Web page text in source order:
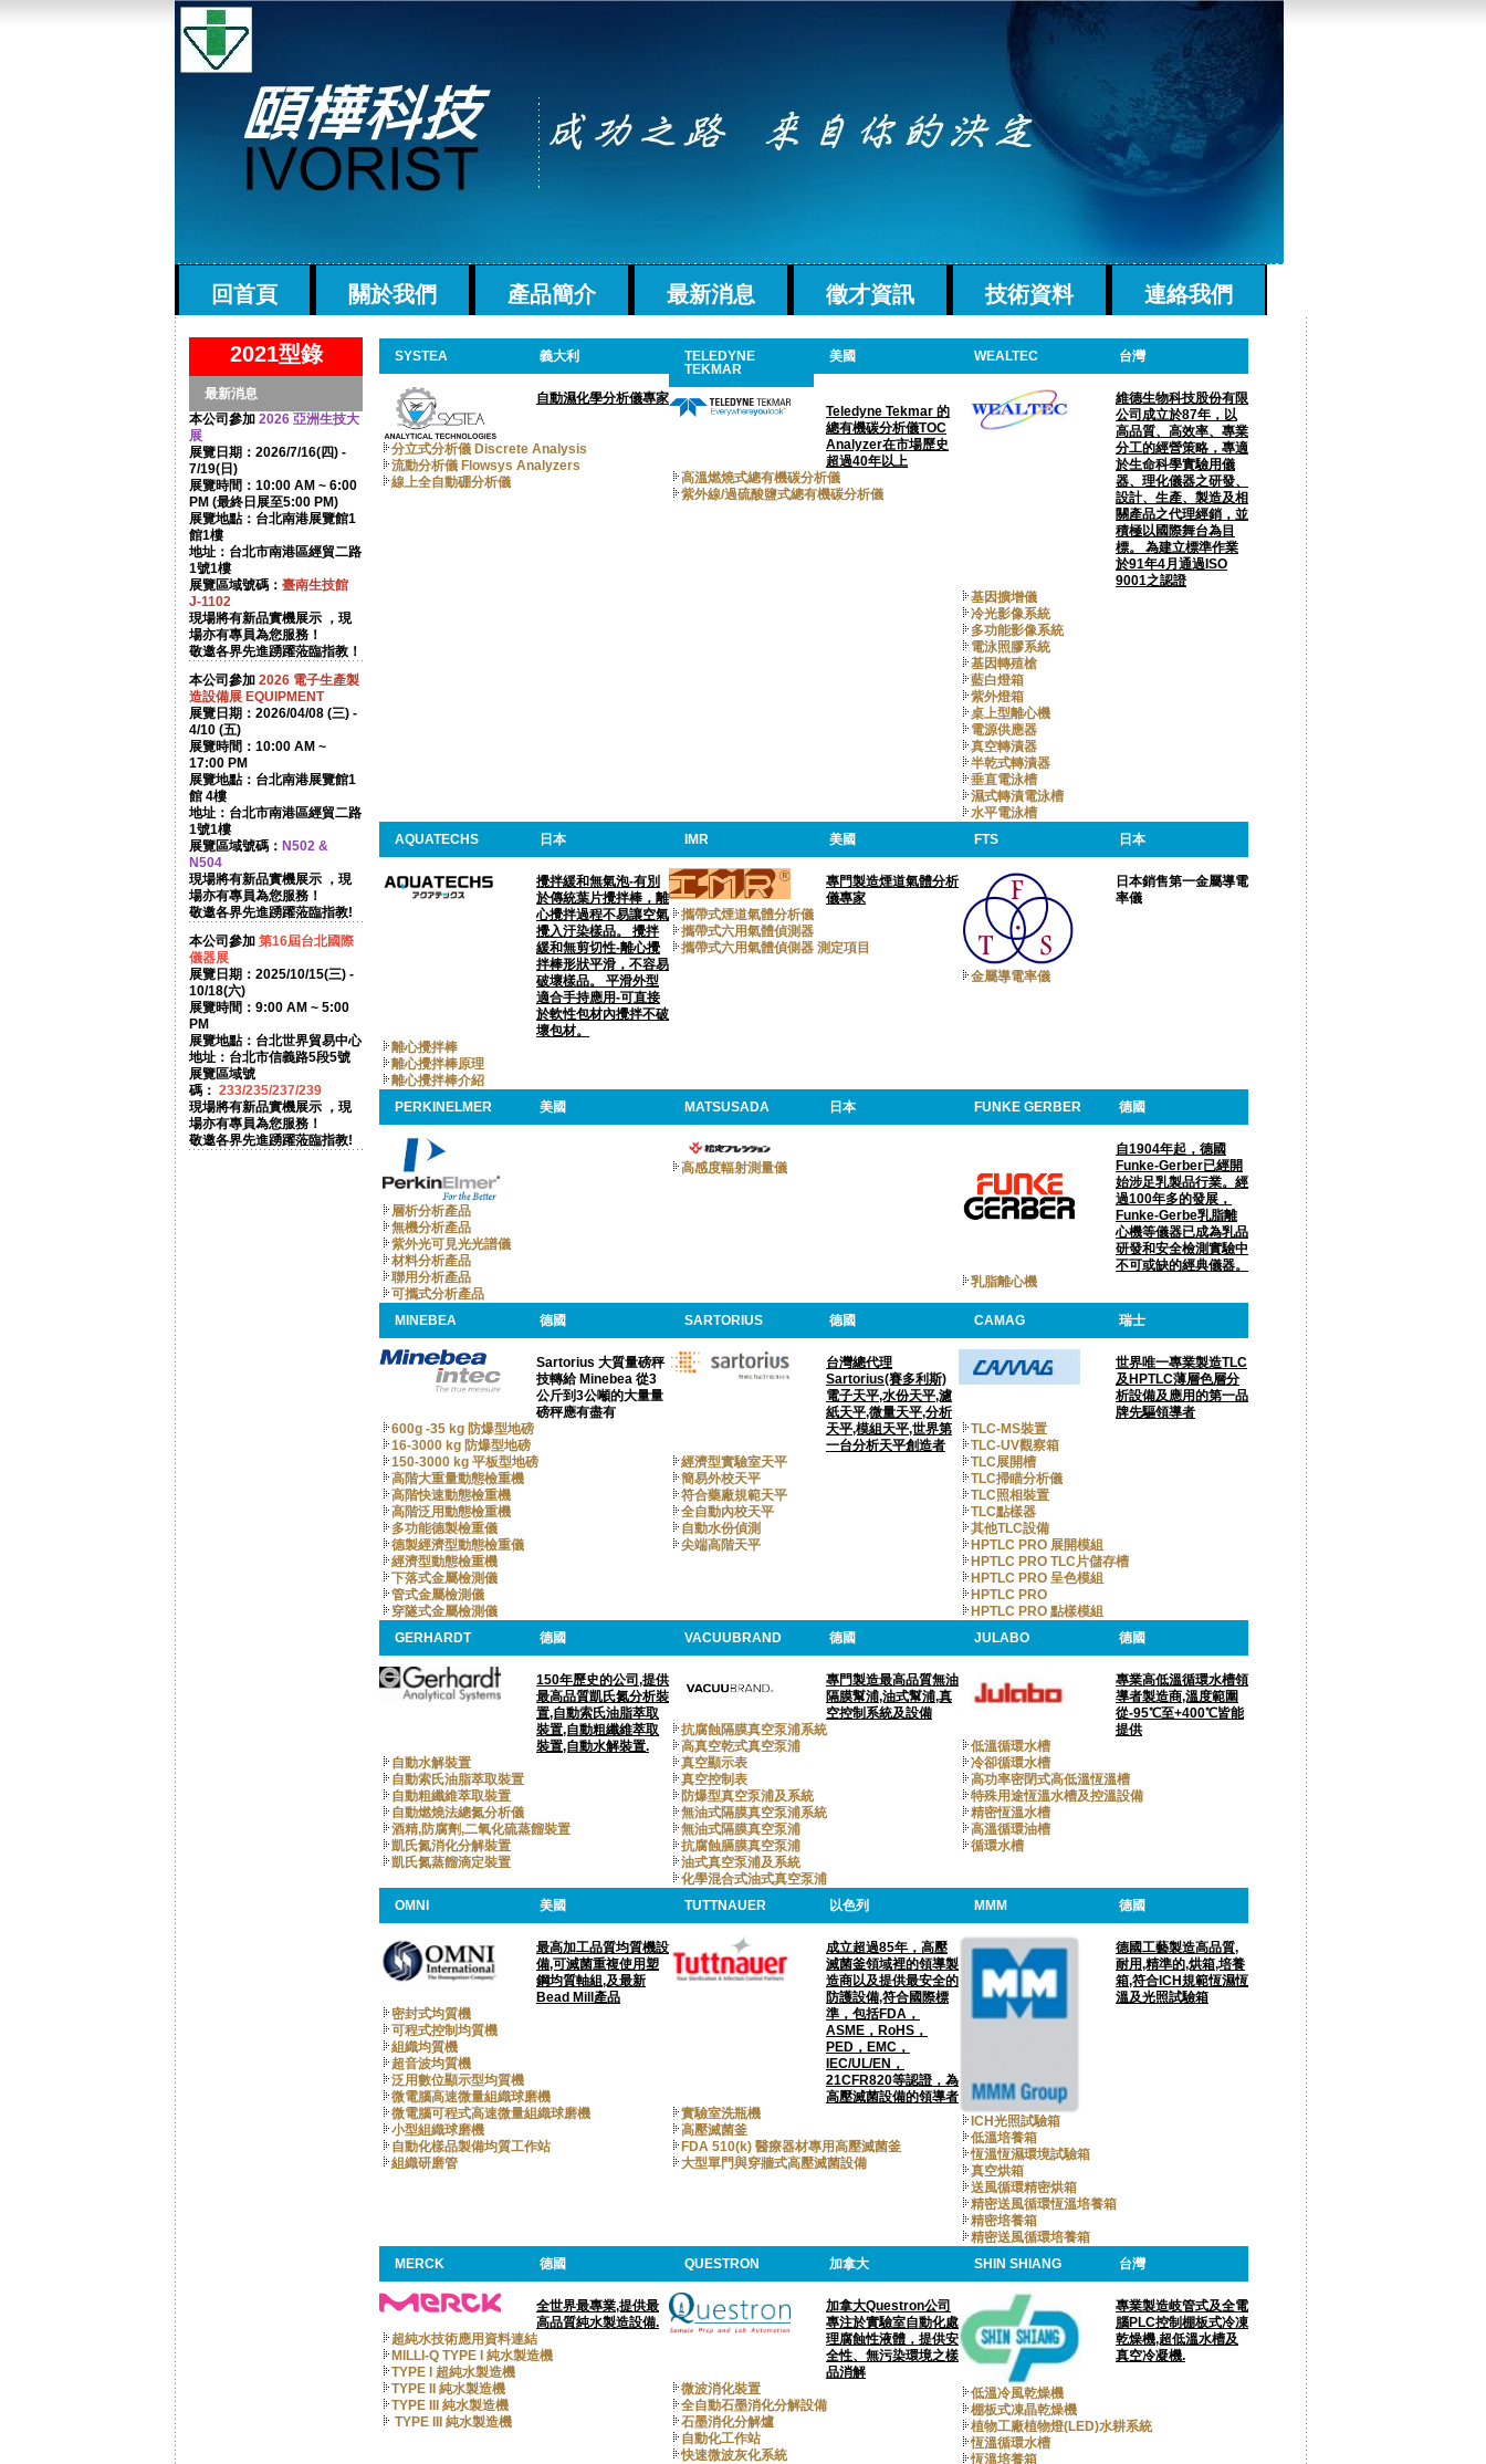
回首頁 關於我們 產品簡介 最新消息 徵才資訊 技術資料 連絡我們
2021型錄
最新消息
本公司參加 2026 亞洲生技大
展
展覽日期：2026/7/16(四) -
7/19(日)
展覽時間：10:00 AM ~ 6:00
PM (最終日展至5:00 PM)
展覽地點：台北南港展覽館1
館1樓
地址：台北市南港區經貿二路
1號1樓
展覽區域號碼： 臺南生技館
J-1102
現場將有新品實機展示 ，現
場亦有專員為您服務！
敬邀各界先進踴躍蒞臨指教！
本公司參加 2026 電子生產製
造設備展 EQUIPMENT
展覽日期：2026/04/08 (三) -
4/10 (五)
展覽時間：10:00 AM ~
17:00 PM
展覽地點：台北南港展覽館1
館 4樓
地址：台北市南港區經貿二路
1號1樓
展覽區域號碼： N502 &
N504
現場將有新品實機展示 ，現
場亦有專員為您服務！
敬邀各界先進踴躍蒞臨指教!
本公司參加 第16屆台北國際
儀器展
展覽日期：2025/10/15(三) -
10/18(六)
展覽時間：9:00 AM ~ 5:00
PM
展覽地點：台北世界貿易中心
地址：台北市信義路5段5號
展覽區域號
碼： 233/235/237/239
現場將有新品實機展示 ，現
場亦有專員為您服務！
敬邀各界先進踴躍蒞臨指教!
SYSTEA 義大利
自動濕化學分析儀專家
分立式分析儀 Discrete Analysis
流動分析儀 Flowsys Analyzers
線上全自動硼分析儀
TELEDYNE
TEKMAR
美國
Teledyne Tekmar 的
總有機碳分析儀TOC
Analyzer在市場歷史
超過40年以上
高溫燃燒式總有機碳分析儀
紫外線/過硫酸鹽式總有機碳分析儀
WEALTEC 台灣
維德生物科技股份有限
公司成立於87年，以
高品質、高效率、專業
分工的經營策略，專適
於生命科學實驗用儀
器、理化儀器之研發、
設計、生產、製造及相
關產品之代理經銷，並
積極以國際舞台為目
標。 為建立標準作業
於91年4月通過ISO
9001之認證
基因擴增儀
冷光影像系統
多功能影像系統
電泳照膠系統
基因轉殖槍
藍白燈箱
紫外燈箱
桌上型離心機
電源供應器
真空轉漬器
半乾式轉漬器
垂直電泳槽
濕式轉漬電泳槽
水平電泳槽
AQUATECHS
日本
攪拌緩和無氣泡-有別
於傳統葉片攪拌棒，離
心攪拌過程不易讓空氣
攪入汙染樣品。 攪拌
緩和無剪切性-離心攪
拌棒形狀平滑，不容易
破壞樣品。 平滑外型
適合手持應用-可直接
於軟性包材內攪拌不破
壞包材。
離心攪拌棒
離心攪拌棒原理
離心攪拌棒介紹
IMR 美國
專門製造煙道氣體分析
儀專家
攜帶式煙道氣體分析儀
攜帶式六用氣體偵測器
攜帶式六用氣體偵側器 測定項目
FTS 日本
日本銷售第一金屬導電
率儀
金屬導電率儀
PERKINELMER 美國
層析分析產品
無機分析產品
紫外光可見光光譜儀
材料分析產品
聯用分析產品
可攜式分析產品
MATSUSADA 日本
高感度輻射測量儀
FUNKE GERBER 德國
自1904年起，德國
Funke-Gerber已經開
始涉足乳製品行業。經
過100年多的發展，
Funke-Gerbe乳脂離
心機等儀器已成為乳品
研發和安全檢測實驗中
不可或缺的經典儀器。
乳脂離心機
MINEBEA 德國
Sartorius 大質量磅秤
技轉給 Minebea 從3
公斤到3公噸的大量量
磅秤應有盡有
600g -35 kg 防爆型地磅
16-3000 kg 防爆型地磅
150-3000 kg 平板型地磅
高階大重量動態檢重機
高階快速動態檢重機
高階泛用動態檢重機
多功能德製檢重儀
德製經濟型動態檢重儀
經濟型動態檢重機
下落式金屬檢測儀
管式金屬檢測儀
穿隧式金屬檢測儀
SARTORIUS 德國
台灣總代理
Sartorius(賽多利斯)
電子天平,水份天平,濾
紙天平,微量天平,分析
天平,模組天平,世界第
一台分析天平創造者
經濟型實驗室天平
簡易外校天平
符合藥廠規範天平
全自動內校天平
自動水份偵測
尖端高階天平
CAMAG 瑞士
世界唯一專業製造TLC
及HPTLC薄層色層分
析設備及應用的第一品
牌先驅領導者
TLC-MS裝置
TLC-UV觀察箱
TLC展開槽
TLC掃瞄分析儀
TLC照相裝置
TLC點樣器
其他TLC設備
HPTLC PRO 展開模組
HPTLC PRO TLC片儲存槽
HPTLC PRO 呈色模組
HPTLC PRO
HPTLC PRO 點樣模組
GERHARDT
德國
150年歷史的公司,提供
最高品質凱氏氮分析裝
置,自動索氏油脂萃取
裝置,自動粗纖維萃取
裝置,自動水解裝置.
自動水解裝置
自動索氏油脂萃取裝置
自動粗纖維萃取裝置
自動燃燒法總氮分析儀
酒精,防腐劑,二氧化硫蒸餾裝置
凱氏氮消化分解裝置
凱氏氮蒸餾滴定裝置
VACUUBRAND 德國
專門製造最高品質無油
隔膜幫浦,油式幫浦,真
空控制系統及設備
抗腐蝕隔膜真空泵浦系統
高真空乾式真空泵浦
真空顯示表
真空控制表
防爆型真空泵浦及系統
無油式隔膜真空泵浦系統
無油式隔膜真空泵浦
抗腐蝕膈膜真空泵浦
油式真空泵浦及系統
化學混合式油式真空泵浦
JULABO 德國
專業高低溫循環水槽領
導者製造商,溫度範圍
從-95℃至+400℃皆能
提供
低溫循環水槽
冷卻循環水槽
高功率密閉式高低溫恆溫槽
特殊用途恆溫水槽及控溫設備
精密恆溫水槽
高溫循環油槽
循環水槽
OMNI 美國
最高加工品質均質機設
備,可滅菌重複使用塑
鋼均質軸組,及最新
Bead Mill產品
密封式均質機
可程式控制均質機
組織均質機
超音波均質機
泛用數位顯示型均質機
微電腦高速微量組織球磨機
微電腦可程式高速微量組織球磨機
小型組織球磨機
自動化樣品製備均質工作站
組織研磨管
TUTTNAUER 以色列
成立超過85年，高壓
滅菌釜領域裡的領導製
造商以及提供最安全的
防護設備,符合國際標
準，包括FDA，
ASME，RoHS，
PED，EMC，
IEC/UL/EN，
21CFR820等認證，為
高壓滅菌設備的領導者
實驗室洗瓶機
高壓滅菌釜
FDA 510(k) 醫療器材專用高壓滅菌釜
大型單門與穿牆式高壓滅菌設備
MMM 德國
德國工藝製造高品質,
耐用,精準的,烘箱,培養
箱,符合ICH規範恆濕恆
溫及光照試驗箱
ICH光照試驗箱
低溫培養箱
恆溫恆濕環境試驗箱
真空烘箱
送風循環精密烘箱
精密送風循環恆溫培養箱
精密培養箱
精密送風循環培養箱
MERCK
德國
全世界最專業,提供最
高品質純水製造設備.
超純水技術應用資料連結
MILLI-Q TYPE I 純水製造機
TYPE I 超純水製造機
TYPE II 純水製造機
TYPE III 純水製造機
TYPE III 純水製造機
QUESTRON 加拿大
加拿大Questron公司
專注於實驗室自動化處
理腐蝕性液體，提供安
全性、無污染環境之樣
品消解
微波消化裝置
全自動石墨消化分解設備
石墨消化分解爐
自動化工作站
快速微波灰化系統
SHIN SHIANG 台灣
專業製造岐管式及全電
腦PLC控制棚板式冷凍
乾燥機,超低溫水槽及
真空冷凝機.
低溫冷風乾燥機
棚板式凍晶乾燥機
植物工廠植物燈(LED)水耕系統
恆溫循環水槽
恆溫培養箱